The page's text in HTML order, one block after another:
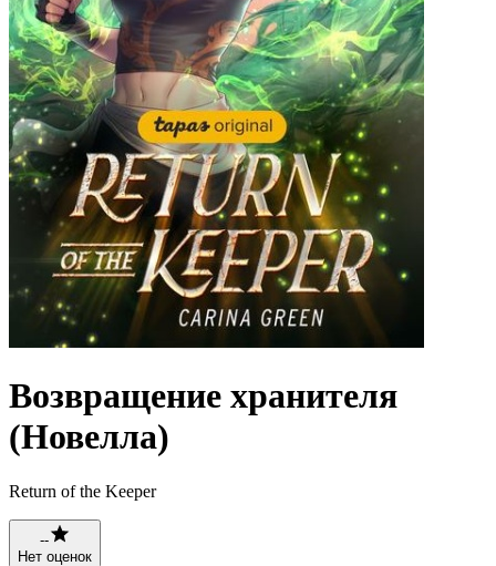
Возвращение хранителя
(Новелла)
Return of the Keeper
--
Нет оценок